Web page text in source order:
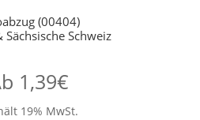
(00404)
Sächsische Schweiz
1,39€
19% MwSt.